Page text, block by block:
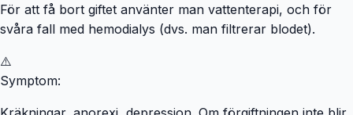
För att få bort giftet använter man vattenterapi, och för
svåra fall med hemodialys (dvs. man filtrerar blodet).
⚠️
Symptom: